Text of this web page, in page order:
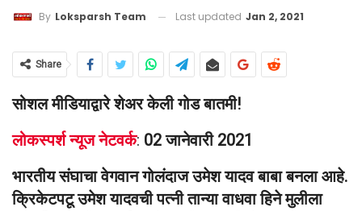
By Loksparsh Team Last updated Jan 2, 2021
Share
सोशल मीडियाद्वारे शेअर केली गोड बातमी!
लोकस्पर्श न्यूज नेटवर्क: 02 जानेवारी 2021
भारतीय संघाचा वेगवान गोलंदाज उमेश यादव बाबा बनला आहे.
क्रिकेटपटू उमेश यादवची पत्नी तान्या वाधवा हिने मुलीला